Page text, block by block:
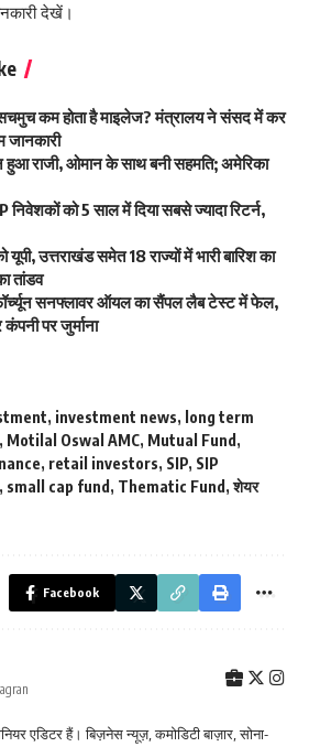
देखें।
कम होता है माइलेज? मंत्रालय ने संसद में कर
जानकारी
हुआ राजी, ओमान के साथ बनी सहमति; अमेरिका
को 5 साल में दिया सबसे ज्यादा रिटर्न,
उत्तराखंड समेत 18 राज्यों में भारी बारिश का
तांडव
सनफ्लावर ऑयल का सैंपल लैब टेस्ट में फेल,
पर जुर्माना
, investment news, long term
, Motilal Oswal AMC, Mutual Fund ,
, retail investors, SIP, SIP
, small cap fund , Thematic Fund ,शेयर
Facebook
एडिटर हैं। बिज़नेस न्यूज़, कमोडिटी बाज़ार, सोना-